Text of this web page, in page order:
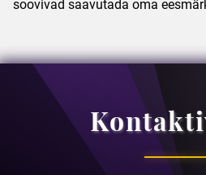
soovivad saavutada oma